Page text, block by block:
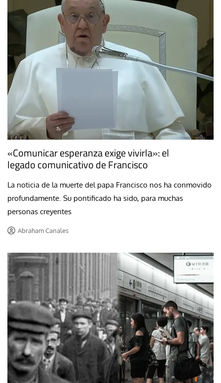
«Comunicar esperanza exige vivirla»: el
legado comunicativo de Francisco
La noticia de la muerte del papa Francisco nos ha conmovido
profundamente. Su pontificado ha sido, para muchas
personas creyentes
Abraham Canales